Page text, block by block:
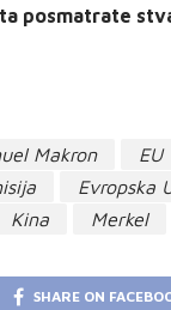
posmatrate
Makron
EU
Evropska
Kina Merkel
SHARE ON